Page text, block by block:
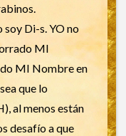
soy Di-s. YO no
MI
MI Nombre en
que lo
al menos están
desafío a que